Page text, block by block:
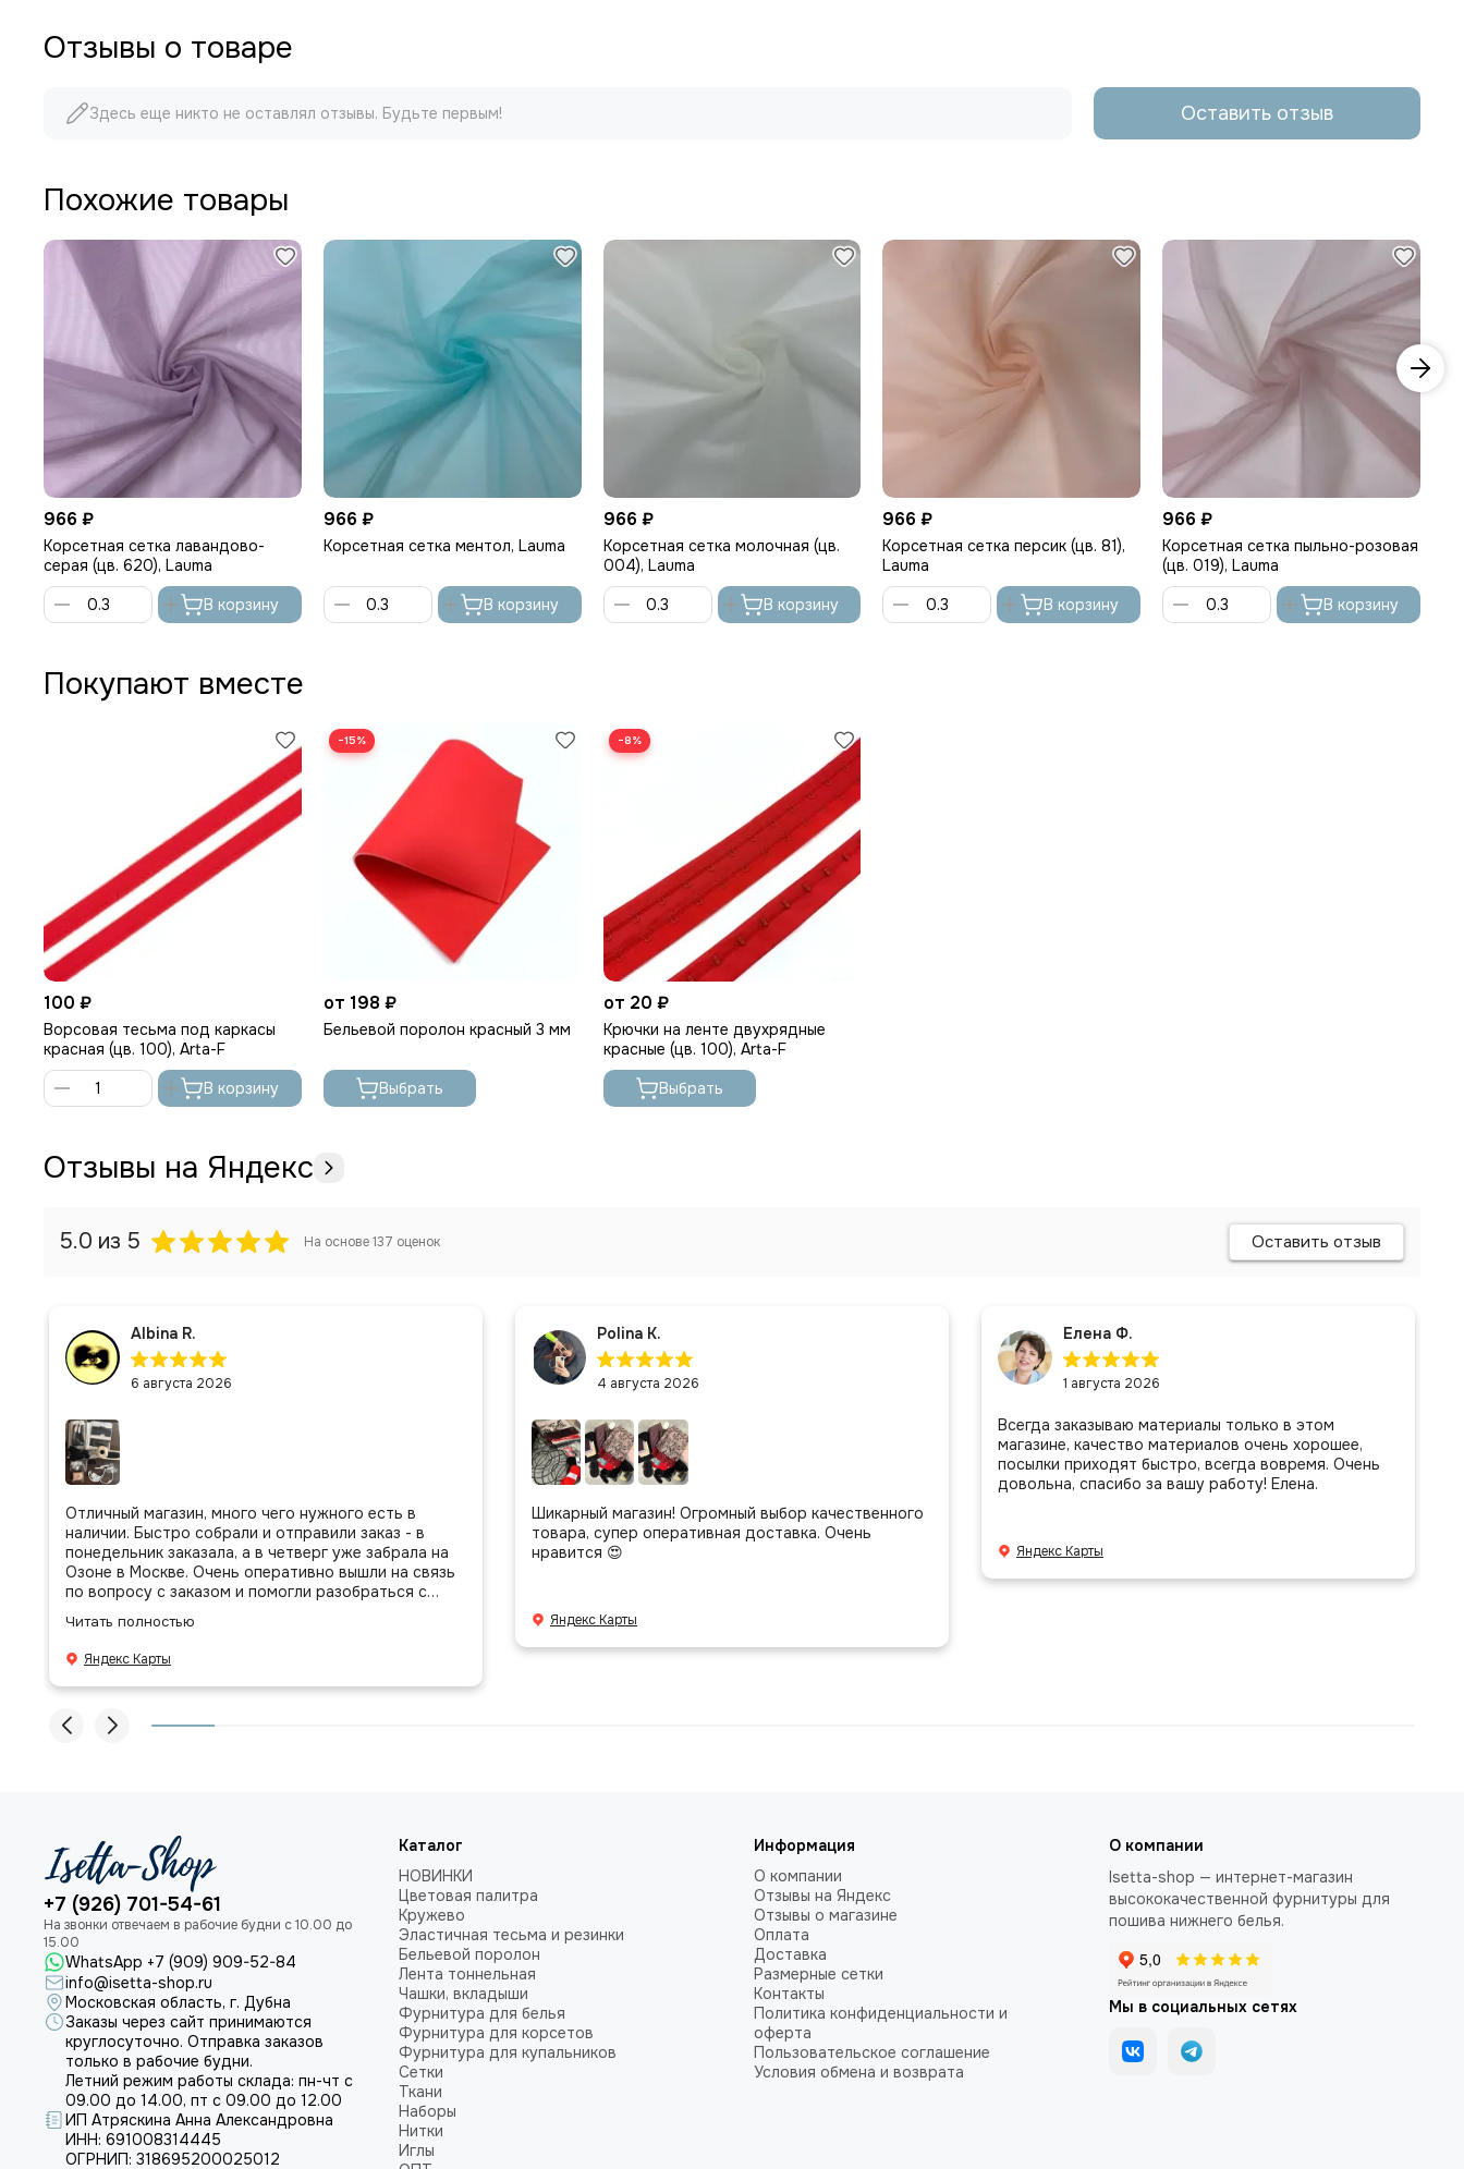
Отзывы о товаре
Здесь еще никто не оставлял отзывы. Будьте первым! Оставить отзыв
Похожие товары
966 ₽
Корсетная cетка лавандово-
серая (цв. 620), Lauma
В корзину
966 ₽
Корсетная cетка ментол, Lauma
В корзину
966 ₽
Корсетная cетка молочная (цв.
004), Lauma
В корзину
966 ₽
Корсетная cетка персик (цв. 81),
Lauma
В корзину
966 ₽
Корсетная cетка пыльно-розовая
(цв. 019), Lauma
В корзину
Покупают вместе
100 ₽
Ворсовая тесьма под каркасы
красная (цв. 100), Arta-F
В корзину
−15%
от 198 ₽
Бельевой поролон красный 3 мм
Выбрать
−8%
от 20 ₽
Крючки на ленте двухрядные
красные (цв. 100), Arta-F
Выбрать
Отзывы на Яндекс
5.0 из 5 На основе137 оценок Оставить отзыв
Albina R.
6 августа 2026
Отличный магазин, много чего нужного есть в
наличии. Быстро собрали и отправили заказ - в
понедельник заказала, а в четверг уже забрала на
Озоне в Москве. Очень оперативно вышли на связь
по вопросу с заказом и помогли разобраться с
сложено, подписано и даже есть подарочек, очень
приятно. Спасибо большое команде!
Читать полностью
Яндекс Карты
Polina K.
4 августа 2026
Шикарный магазин! Огромный выбор качественного
товара, супер оперативная доставка. Очень
нравится 😍
Яндекс Карты
Елена Ф.
1 августа 2026
Всегда заказываю материалы только в этом
магазине, качество материалов очень хорошее,
посылки приходят быстро, всегда вовремя. Очень
довольна, спасибо за вашу работу! Елена.
Яндекс Карты
+7 (926) 701-54-61
WhatsApp +7 (909) 909-52-84
info@isetta-shop.ru
Московская область, г. Дубна
Заказы через сайт принимаются
круглосуточно. Отправка заказов
только в рабочие будни.
Летний режим работы склада: пн-чт с
09.00 до 14.00, пт с 09.00 до 12.00
ИП Атряскина Анна Александровна
ИНН: 691008314445
ОГРНИП: 318695200025012
Каталог
НОВИНКИ
Цветовая палитра
Кружево
Эластичная тесьма и резинки
Бельевой поролон
Лента тоннельная
Чашки, вкладыши
Фурнитура для белья
Фурнитура для корсетов
Фурнитура для купальников
Сетки
Ткани
Наборы
Нитки
Иглы
Информация
О компании
Отзывы на Яндекс
Отзывы о магазине
Оплата
Доставка
Размерные сетки
Контакты
Политика конфиденциальности и
оферта
Пользовательское соглашение
Условия обмена и возврата
О компании
Isetta-shop — интернет-магазин
высококачественной фурнитуры для
пошива нижнего белья.
Мы в социальных сетях